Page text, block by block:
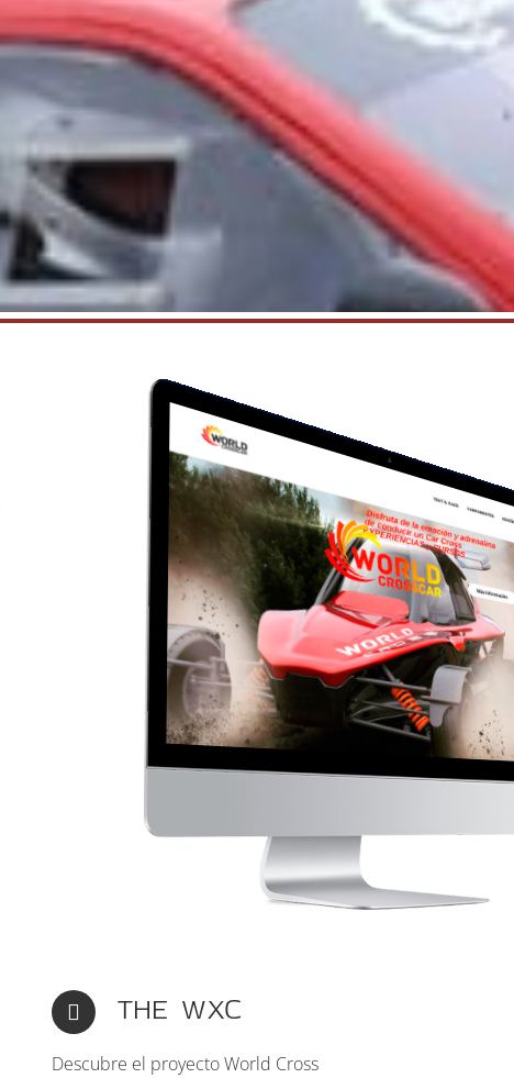
THE WXC
Descubre el proyectoWorld Cross